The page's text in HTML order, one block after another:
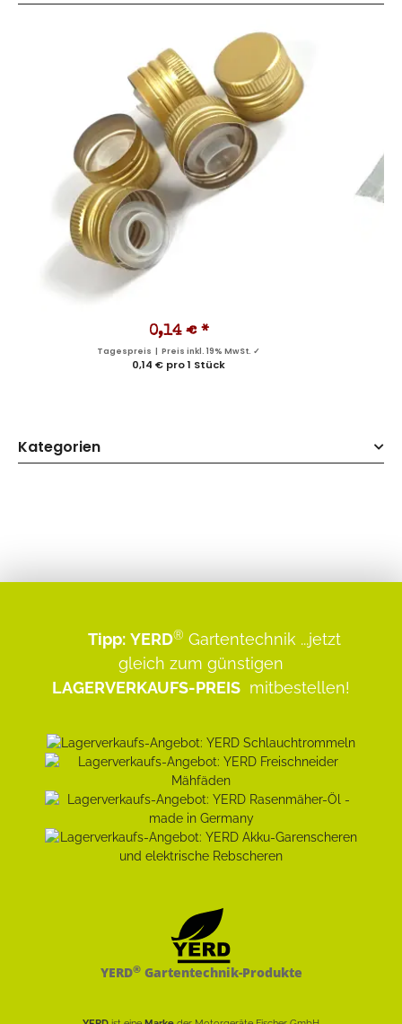
0,14 € *
Tagespreis | Preis inkl. 19% MwSt. ✓
0,14 € pro 1 Stück
Kategorien
Tipp: YERD® Gartentechnik ...jetzt
gleich zum günstigen
LAGERVERKAUFS-PREIS mitbestellen!
YERD®Gartentechnik-Produkte